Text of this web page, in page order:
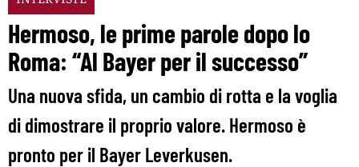
Hermoso, le prime parole dopo lo
Roma: “Al Bayer per il successo”
Una nuova sfida, un cambio di rotta e la voglia
di dimostrare il proprio valore. Hermoso è
pronto per il Bayer Leverkusen.